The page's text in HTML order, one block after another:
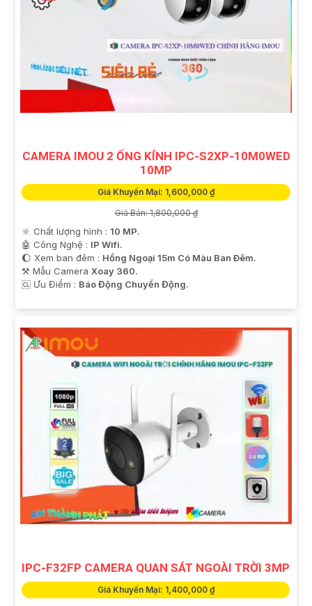
CAMERA IMOU 2 ỐNG KÍNH IPC-S2XP-10M0WED
10MP
Giá Khuyến Mại: 1,600,000 ₫
Giá Bán: 1,800,000 ₫
🔆 Chất lượng hình : 10 MP.
🤖️ Công Nghệ : IP Wifi.
🌔 Xem ban đêm : Hồng Ngoại 15m Có Màu Ban Ðêm.
⚒ Mẫu Camera Xoay 360.
️🆑 Ưu Điểm : Báo Động Chuyển Động.
IPC-F32FP CAMERA QUAN SÁT NGOÀI TRỜI 3MP
Giá Khuyến Mại: 1,400,000 ₫